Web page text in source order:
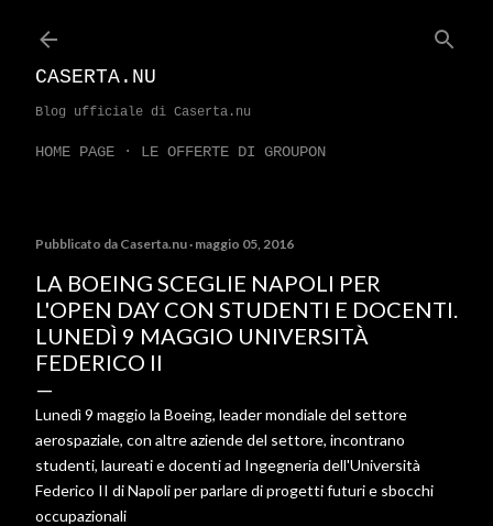
CASERTA.NU
Blog ufficiale di Caserta.nu
HOME PAGE LE OFFERTE DI GROUPON
Pubblicato da Caserta.nu maggio 05, 2016
LA BOEING SCEGLIE NAPOLI PER
L'OPEN DAY CON STUDENTI E DOCENTI.
LUNEDÌ 9 MAGGIO UNIVERSITÀ
FEDERICO II
Lunedì 9 maggio la Boeing, leader mondiale del settore
aerospaziale, con altre aziende del settore, incontrano
studenti, laureati e docenti ad Ingegneria dell'Università
Federico II di Napoli per parlare di progetti futuri e sbocchi
occupazionali